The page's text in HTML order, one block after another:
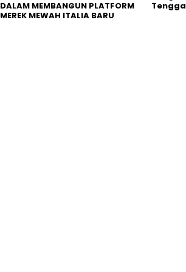
DALAM MEMBANGUN PLATFORM
MEREK MEWAH ITALIA BARU